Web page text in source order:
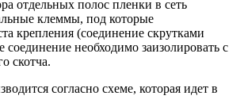
отдельных полос пленки в сеть
клеммы, под которые
крепления (соединение скрутками
необходимо заизолировать с
скотча.
согласно схеме, которая идет в